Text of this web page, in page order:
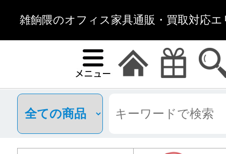
雑餉隈のオフィス家具通販・買取対応